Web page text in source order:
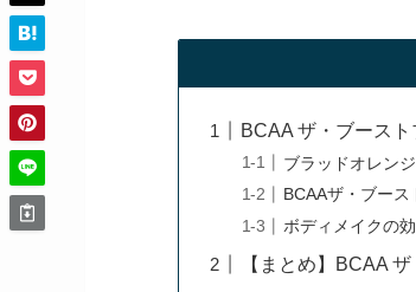
BCAA ザ・ブース
ブラッドオレン
BCAAザ・ブース
ボディメイクの
【まとめ】BCAA